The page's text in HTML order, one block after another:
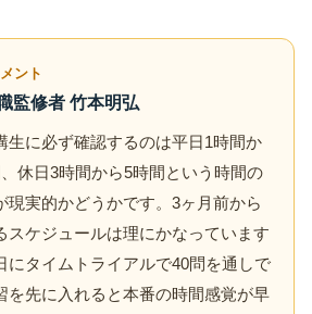
ント
監修者 竹本明弘
生に必ず確認するのは平日1時間か
休日3時間から5時間という時間の
現実的かどうかです。3ヶ月前から
スケジュールは理にかなっています
にタイムトライアルで40問を通しで
を先に入れると本番の時間感覚が早